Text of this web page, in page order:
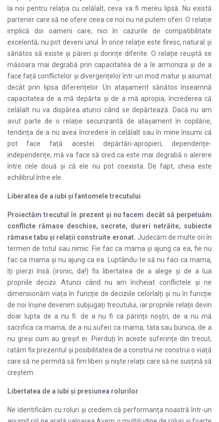
la noi pentru relația cu celălalt, ceva va fi mereu lipsă. Nu există
partener care să ne ofere ceea ce noi nu ne putem oferi. O relație
implică doi oameni care, nici în cazurile de compatibilitate
excelentă, nu pot deveni unul. În orice relație este firesc, natural și
sănătos să existe și păreri și dorințe diferite. O relație reușită se
măsoara mai degrabă prin capacitatea de a le armoniza și de a
face față conflictelor și divergențelor într-un mod matur și asumat
decât prin lipsa diferențelor. Un atașament sănătos înseamnă
capacitatea de a mă depărta și de a mă apropia, încrederea că
celălalt nu va dispărea atunci când se depărtează. Dacă nu am
avut parte de o relație securizantă de atașament în copilărie,
tendința de a nu avea încredere în celălalt sau în mine însumi că
pot face față acestei depărtări-apropieri, dependențe-
independențe, mă va face să cred ca este mai degrabă o alerere
între cele două și că ele nu pot coexista. De fapt, cheia este
echilibrul între ele.
Liberatea de a iubi și fantomele trecutului
Proiectăm trecutul în prezent și nu facem decât să perpetuăm
conflicte rămase deschise, secrete, dureri netrăite, subiecte
rămase tabu și relații construite eronat. Judecăm de multe ori în
termen de totul sau nimic. Fie fac ca mama și ajung ca ea, fie nu
fac ca mama și nu ajung ca ea. Luptându-te să nu faci ca mama,
îți pierzi însă (ironic, da!) fix libertatea de a alege și de a lua
propriile decizii. Atunci când nu am încheiat conflictele și ne
dimensionăm viața în funcție de deciziile celorlalți și nu în funcție
de noi înșine devenim subjugați trecutului, iar propriile relații devin
doar lupta de a nu fi: de a nu fi ca părinții noștri, de a nu mă
sacrifica ca mama, de a nu suferi ca mama, tata sau bunica, de a
nu greși cum au greșit ei. Pierduți în aceste suferințe din trecut,
ratăm fix prezentul și posibilitatea de a construi ne construi o viață
care să ne permită să fim liberi și niște relații care să ne susțină să
creștem.
Libertatea de a iubi și presiunea rolurilor
Ne identificăm cu roluri și credem că performanța noastră într-un